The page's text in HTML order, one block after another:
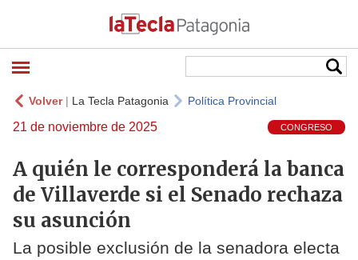
Volver| La Tecla Patagonia Política Provincial
21 de noviembre de 2025 CONGRESO
A quién le corresponderá la banca
de Villaverde si el Senado rechaza
su asunción
La posible exclusión de la senadora electa